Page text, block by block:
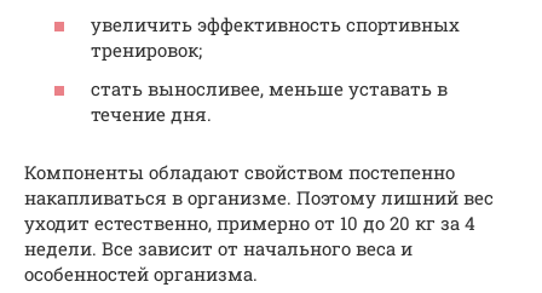
увеличить эффективность спортивных
тренировок;
стать выносливее, меньше уставать в
течение дня.
Компоненты обладают свойством постепенно
накапливаться в организме. Поэтому лишний вес
уходит естественно, примерно от 10 до 20 кг за 4
недели. Все зависит от начального веса и
особенностей организма.